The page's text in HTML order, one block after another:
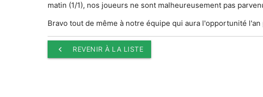
matin (1/1), nos joueurs ne sont malheureusement pas
Bravo tout de même à notre équipe qui aura l'opportunité
keyboard_arrow_left REVENIR À LA LISTE